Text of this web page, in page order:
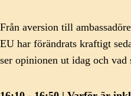
Från aversion till
EU har förändrats kraftigt
ser opinionen ut idag och vad